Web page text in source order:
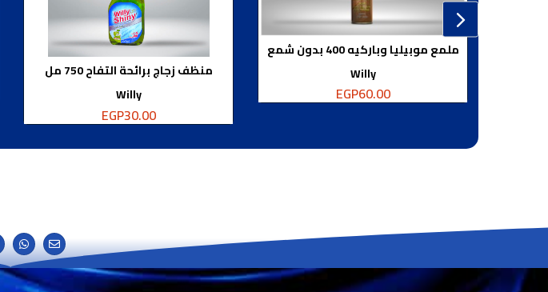
منظف زجاج برائحة التفاح 750 مل
Willy
EGP30.00
ملمع موبيليا وباركيه 400 بدون شمع
Willy
EGP60.00